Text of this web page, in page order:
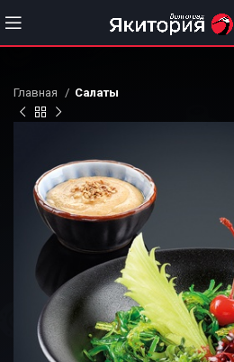
Главная Салаты